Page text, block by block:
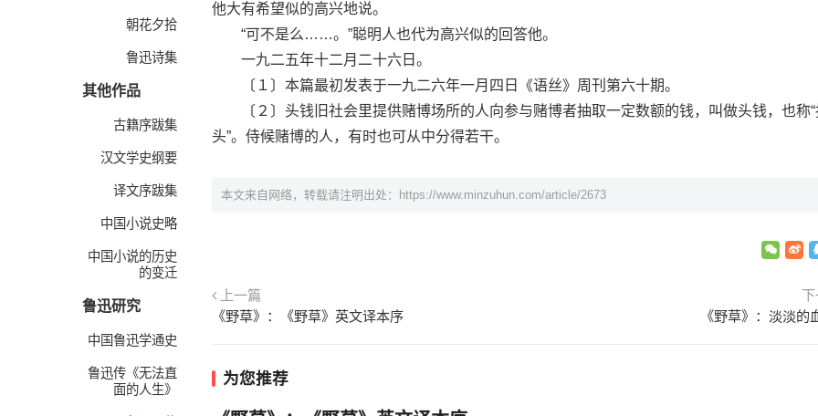
朝花夕拾
鲁迅诗集
其他作品
古籍序跋集
汉文学史纲要
译文序跋集
中国小说史略
中国小说的历史
的变迁
鲁迅研究
中国鲁迅学通史
鲁迅传《无法直
面的人生》
他大有希望似的高兴地说。
“可不是么……。”聪明人也代为高兴似的回答他。
一九二五年十二月二十六日。
〔１〕本篇最初发表于一九二六年一月四日《语丝》周刊第六十期。
〔２〕头钱旧社会里提供赌博场所的人向参与赌博者抽取一定数额的钱，叫做头钱，也称“
头”。侍候赌博的人，有时也可从中分得若干。
本文来自网络，转载请注明出处： https://www.minzuhun.com/article/2673
上一篇
《野草》：《野草》英文译本序
《野草》：淡淡的
为您推荐